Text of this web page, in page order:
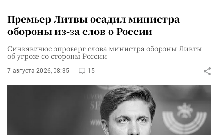
Премьер Литвы осадил министра
обороны из-за слов о России
Синкявичюс опроверг слова министра обороны Ливты
об угрозе со стороны России
7 августа 2026, 08:35 15